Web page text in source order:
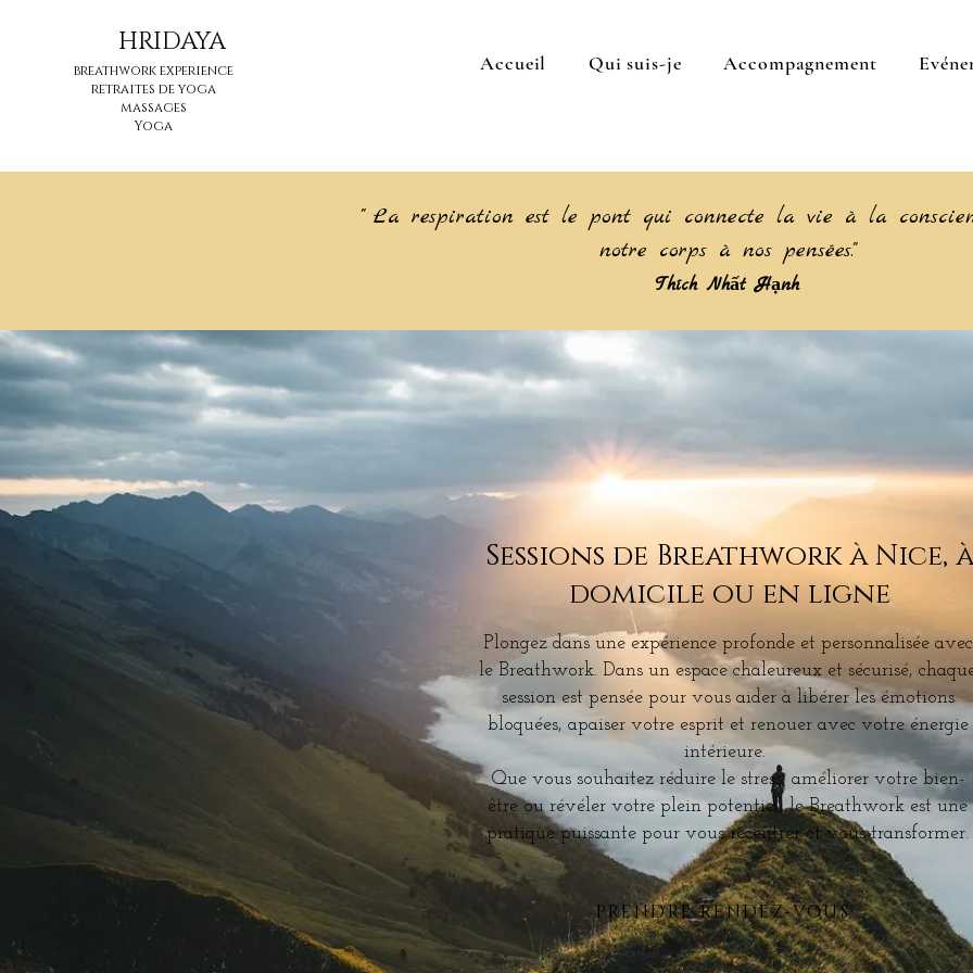
HRIDAYA
breathwork experience
retraites de yoga
massages
Yoga
Accueil Qui suis-je Accompagnement
" La respiration est le pont qui connecte la vie à la
notre corps à nos pensées."
Thích Nhất Hạnh
Sessions de Breathwork à Nice, à
domicile ou en ligne
Plongez dans une expérience profonde et personnalisée avec
le Breathwork. Dans un espace chaleureux et sécurisé,
session est pensée pour vous aider à libérer les émotions
bloquées, apaiser votre esprit et renouer avec votre énergie
intérieure. ​
Que vous souhaitez réduire le stress, améliorer votre bien-
être ou révéler votre plein potentiel, le Breathwork est une
pratique puissante pour vous recentrer et vous transformer.
PRENDRE RENDEZ-VOUS